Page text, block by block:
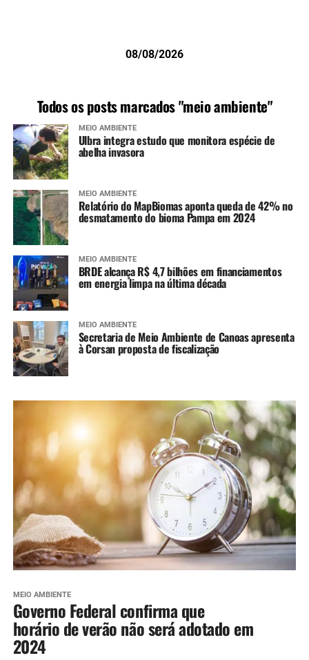
08/08/2026
Todos os posts marcados "meio ambiente"
MEIO AMBIENTE
Ulbra integra estudo que monitora espécie de
abelha invasora
MEIO AMBIENTE
Relatório do MapBiomas aponta queda de 42% no
desmatamento do bioma Pampa em 2024
MEIO AMBIENTE
BRDE alcança R$ 4,7 bilhões em financiamentos
em energia limpa na última década
MEIO AMBIENTE
Secretaria de Meio Ambiente de Canoas apresenta
à Corsan proposta de fiscalização
MEIO AMBIENTE
Governo Federal confirma que
horário de verão não será adotado em
2024